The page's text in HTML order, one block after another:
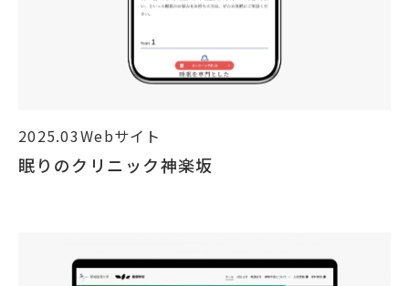
2025.03Webサイト
眠りのクリニック神楽坂